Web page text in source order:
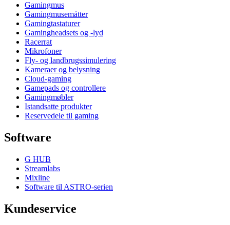
Gamingmus
Gamingmusemåtter
Gamingtastaturer
Gamingheadsets og -lyd
Racerrat
Mikrofoner
Fly- og landbrugssimulering
Kameraer og belysning
Cloud-gaming
Gamepads og controllere
Gamingmøbler
Istandsatte produkter
Reservedele til gaming
Software
G HUB
Streamlabs
Mixline
Software til ASTRO-serien
Kundeservice